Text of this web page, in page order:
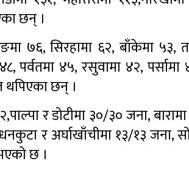
छन् ।
७६, सिरहामा ६२, बाँकेमा ५३,
पर्वतमा ४५, रसुवामा ४२, पर्सामा
थपिएका छन् ।
र डोटीमा ३०/३० जना,
र अर्घाखाँचीमा १३/१३ जना,
छ ।